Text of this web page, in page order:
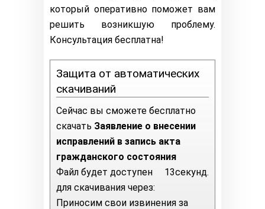
который оперативно поможет вам
решить возникшую проблему.
Консультация бесплатна!
Защита от автоматических
скачиваний
Сейчас вы сможете бесплатно
скачать Заявление о внесении
исправлений в запись акта
гражданского состояния
Файл будет доступен
для скачивания через:
12секунд.
Приносим свои извинения за